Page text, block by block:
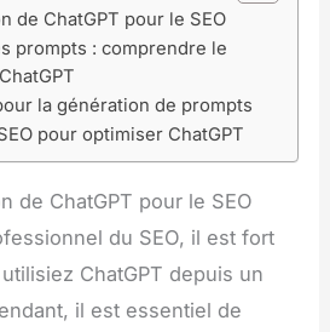
de ChatGPT pour le SEO
prompts : comprendre le
la génération de prompts
pour optimiser ChatGPT
de ChatGPT pour le SEO
du SEO, il est fort
ChatGPT depuis un
il est essentiel de